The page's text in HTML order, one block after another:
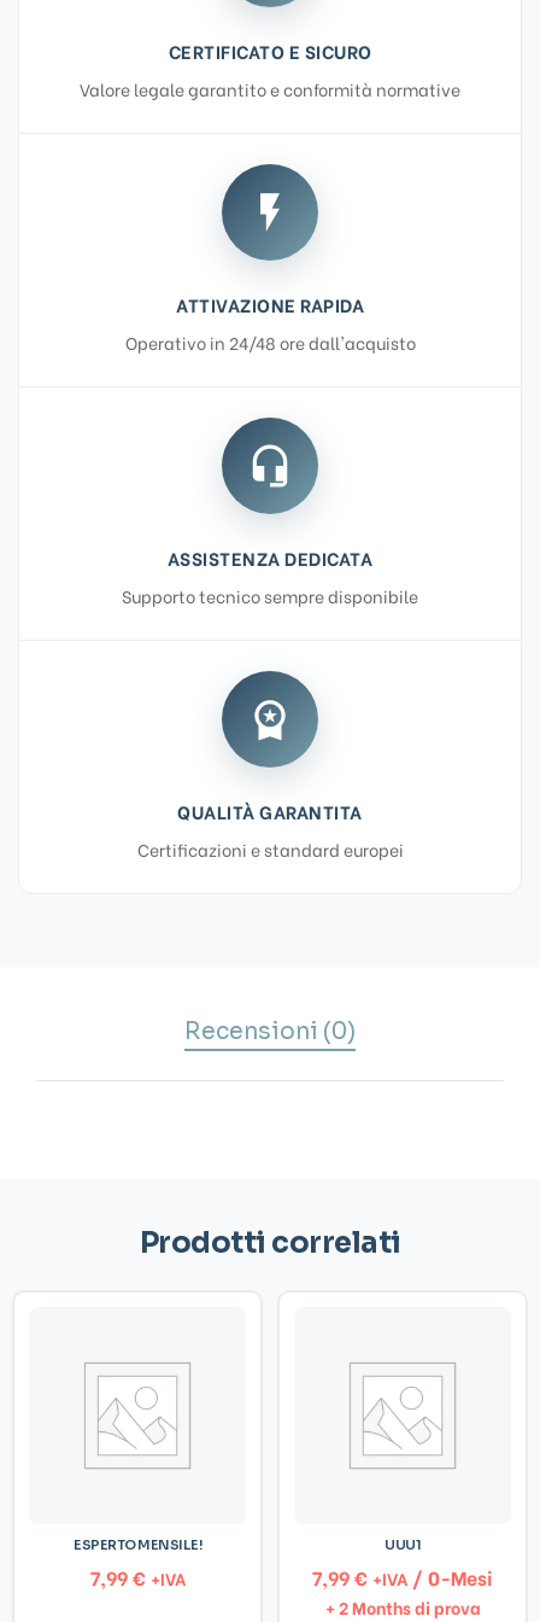
CERTIFICATO E SICURO
Valore legale garantito e conformità normative
flash_on
ATTIVAZIONE RAPIDA
Operativo in 24/48 ore dall'acquisto
headset_mic
ASSISTENZA DEDICATA
Supporto tecnico sempre disponibile
workspace_premium
QUALITÀ GARANTITA
Certificazioni e standard europei
Recensioni (0)
Prodotti correlati
ESPERTO MENSILE!
7,99€ +IVA
UUU1
7,99€ +IVA / 0-Mesi
+ 2 Months di prova